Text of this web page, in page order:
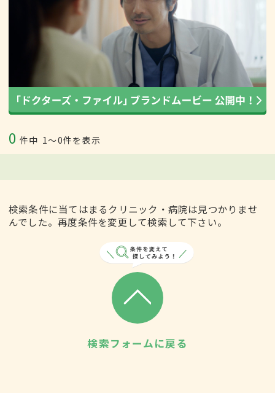
0 件中 1〜0件を表示
検索条件に当てはまるクリニック・病院は見つかりませ
んでした。再度条件を変更して検索して下さい。
検索フォームに戻る